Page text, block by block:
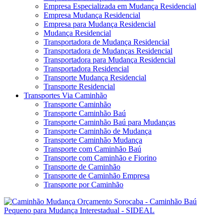
Empresa Especializada em Mudança Residencial
Empresa Mudança Residencial
Empresa para Mudança Residencial
Mudança Residencial
Transportadora de Mudança Residencial
Transportadora de Mudanças Residencial
Transportadora para Mudança Residencial
Transportadora Residencial
Transporte Mudança Residencial
Transporte Residencial
Transportes Via Caminhão
Transporte Caminhão
Transporte Caminhão Baú
Transporte Caminhão Baú para Mudanças
Transporte Caminhão de Mudança
Transporte Caminhão Mudança
Transporte com Caminhão Baú
Transporte com Caminhão e Fiorino
Transporte de Caminhão
Transporte de Caminhão Empresa
Transporte por Caminhão